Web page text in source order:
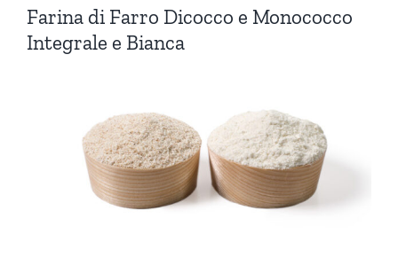
Farina di Farro Dicocco e Monococco
Integrale e Bianca